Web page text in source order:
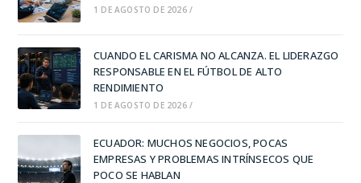
1 DE AGOSTO DE 2026 /
CUANDO EL CARISMA NO ALCANZA. EL LIDERAZGO
RESPONSABLE EN EL FÚTBOL DE ALTO
RENDIMIENTO
1 DE AGOSTO DE 2026 /
ECUADOR: MUCHOS NEGOCIOS, POCAS
EMPRESAS Y PROBLEMAS INTRÍNSECOS QUE
POCO SE HABLAN